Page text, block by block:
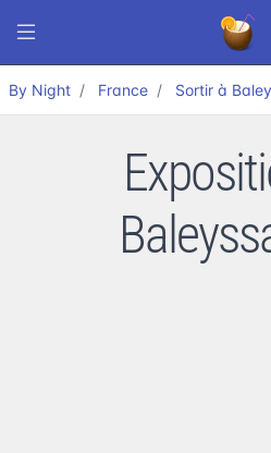
By Night France Sortir à